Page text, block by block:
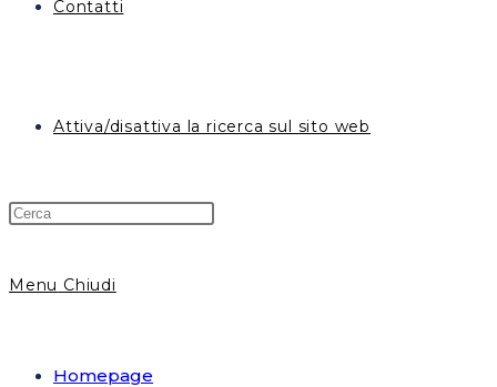
Contatti
Attiva/disattiva la ricerca sul sito web
Menu Chiudi
Homepage